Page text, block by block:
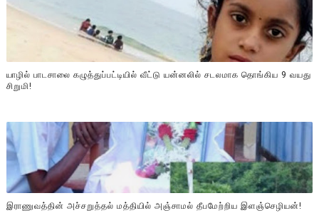
யாழில் பாடசாலை கழுத்துப்பட்டியில் வீட்டு யன்னலில் சடலமாக தொங்கிய 9 வயது
சிறுமி!
இராணுவத்தின் அச்சறுத்தல் மத்தியில் அஞ்சாமல் தீபமேற்றிய இளஞ்செழியன்!